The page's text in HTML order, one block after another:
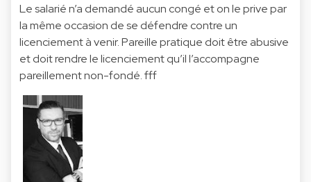
Le salarié n’a demandé aucun congé et on le prive par
la même occasion de se défendre contre un
licenciement à venir. Pareille pratique doit être abusive
et doit rendre le licenciement qu’il l’accompagne
pareillement non-fondé. fff